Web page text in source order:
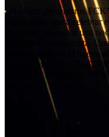
Un placer presentaros
organizamos para celebrar
Prepárate para vivir una
verdadera protagonista.
quieren empezar el nuevo
música. Music by: PACO
IBAÑEZ, DJOMBY,
puertas a la 1h. am